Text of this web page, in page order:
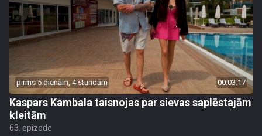
pirms 5 dienām, 4 stundām 00:03:17
Kaspars Kambala taisnojas par sievas saplēstajām
kleitām
63. epizode